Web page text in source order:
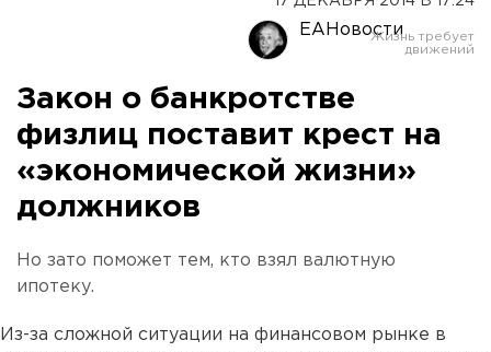
ЕАНовости
Закон о банкротстве
физлиц поставит крест на
«экономической жизни»
должников
Но зато поможет тем, кто взял валютную
ипотеку.
Из-за сложной ситуации на финансовом рынке в